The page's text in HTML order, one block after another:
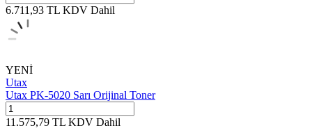
6.711,93 TL KDV Dahil
YENİ
Utax
Utax PK-5020 Sarı Orijinal Toner
11.575,79 TL KDV Dahil